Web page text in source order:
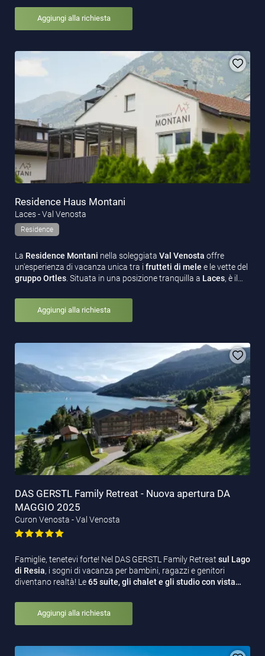
Aggiungi alla richiesta
Residence Haus Montani
Laces - Val Venosta
Residence
La Residence Montani nella soleggiata Val Venosta offre
un'esperienza di vacanza unica tra i frutteti di mele e le vette del
gruppo Ortles . Situata in una posizione tranquilla a Laces, è il…
Aggiungi alla richiesta
DAS GERSTL Family Retreat - Nuova apertura DA
MAGGIO 2025
Curon Venosta - Val Venosta
Famiglie, tenetevi forte! Nel DAS GERSTL Family Retreat sul Lago
di Resia, i sogni di vacanza per bambini, ragazzi e genitori
diventano realtà! Le65 suite, gli chalet e gli studio con vista…
Aggiungi alla richiesta